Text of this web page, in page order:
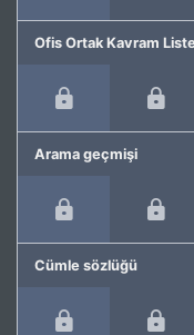
Ofis Ortak Kavram
Arama geçmişi
Cümle sözlüğü